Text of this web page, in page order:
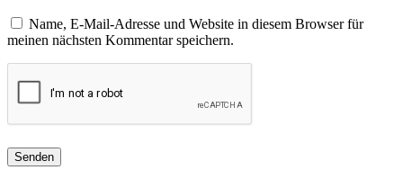
Name, E-Mail-Adresse und Website in diesem Browser für
meinen nächsten Kommentar speichern.